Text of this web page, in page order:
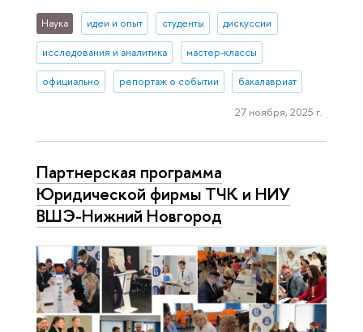
Наука идеи и опыт студенты дискуссии
исследования и аналитика мастер-классы
официально репортаж о событии бакалавриат
27 ноября, 2025 г.
Партнерская программа
Юридической фирмы ТЧК и НИУ
ВШЭ-Нижний Новгород